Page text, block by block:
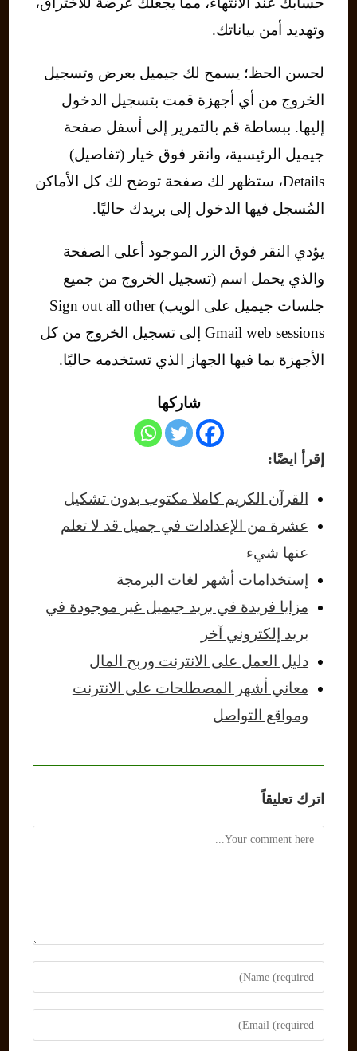
وتهديد أمن بياناتك.
لحسن الحظ؛ يسمح لك جيميل بعرض وتسجيل
الخروج من أي أجهزة قمت بتسجيل الدخول
إليها. ببساطة قم بالتمرير إلى أسفل صفحة
جيميل الرئيسية، وانقر فوق خيار (تفاصيل)
Details، ستظهر لك صفحة توضح لك كل الأماكن
المُسجل فيها الدخول إلى بريدك حاليًا.
يؤدي النقر فوق الزر الموجود أعلى الصفحة
والذي يحمل اسم (تسجيل الخروج من جميع
جلسات جيميل على الويب) Sign out all other
Gmail web sessions إلى تسجيل الخروج من كل
الأجهزة بما فيها الجهاز الذي تستخدمه حاليًا.
شاركها
إقرأ ايضًا:
القرآن الكريم كاملا مكتوب بدون تشكيل
عشرة من الإعدادات في جميل قد لا تعلم
عنها شيء
إستخدامات أشهر لغات البرمجة
مزايا فريدة في بريد جيميل غير موجودة في
بريد إلكتروني آخر
دليل العمل على الانترنت وربح المال
معاني أشهر المصطلحات على الانترنت
ومواقع التواصل
اترك تعليقاً
Comment
Enter
your
name
Enter
your